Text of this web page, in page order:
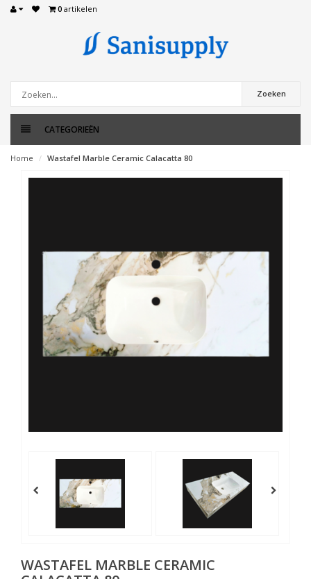
0 artikelen
Zoeken
CATEGORIEËN
Home Wastafel Marble Ceramic Calacatta 80
WASTAFEL MARBLE CERAMIC